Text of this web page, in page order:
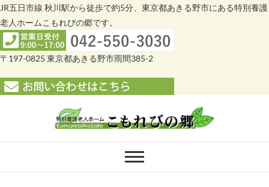
JR五日市線 秋川駅から徒歩で約5分、東京都あきる野市にある特別養護
老人ホームこもれびの郷です。
〒197-0825 東京都あきる野市雨間385-2
特別養護老人ホー
ム こもれびの郷